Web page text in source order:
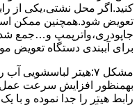
کنید.اﮔﺮ ﻣﺤﻞ نشتی،ﯾﮑﯽ از
ﺗﻌﻮﯾﺾ شود.همچنین ﻣﻤﮑﻦ
ﺟﺎﭘﻮدری،واترپمپ و…جمع
برای آببندی دستگاه ﺗﻌﻮﯾﺾ
مشکل ۷:ﻫﯿﺘﺮ لباسشویی
بهمنظور اﻓﺰاﯾﺶ ﺳﺮﻋﺖ ﻋﻤﻞ